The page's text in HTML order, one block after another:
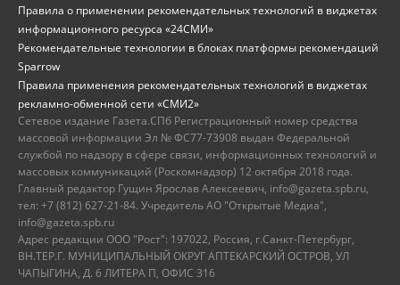
Правила о применении рекомендательных технологий в виджетах
информационного ресурса «24СМИ»
Рекомендательные технологии в блоках платформы рекомендаций
Sparrow
Правила применения рекомендательных технологий в виджетах
рекламно-обменной сети «СМИ2»
Сетевое издание Газета.СПб Регистрационный номер средства
массовой информации Эл № ФС77-73908 выдан Федеральной
службой по надзору в сфере связи, информационных технологий и
массовых коммуникаций (Роскомнадзор) 12 октября 2018 года.
Главный редактор Гущин Ярослав Алексеевич, info@gazeta.spb.ru,
тел: +7 (812) 627-21-84. Учредитель АО "Открытые Медиа",
info@gazeta.spb.ru
Адрес редакции ООО "Рост": 197022, Россия, г.Санкт-Петербург,
ВН.ТЕР.Г. МУНИЦИПАЛЬНЫЙ ОКРУГ АПТЕКАРСКИЙ ОСТРОВ, УЛ
ЧАПЫГИНА, Д. 6 ЛИТЕРА П, ОФИС 316